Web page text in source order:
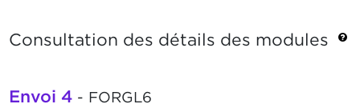
Consultation des détails des modules
Envoi 4- FORGL6